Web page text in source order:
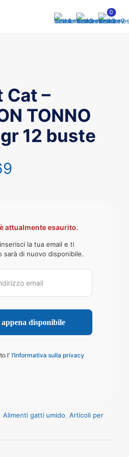
0
Cat –
TONNO
12 buste
attualmente esaurito.
la tua email e ti
sarà di nuovo disponibile.
l' l’Informativa sulla privacy
Alimenti gatti umido Articoli per